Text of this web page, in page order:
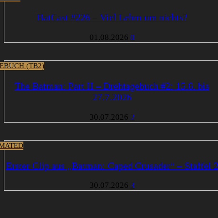
BatCast #226 – Viel Lehm um nichts?
01.08.2026 0
(TB2)
The Batman: Part II – Drehtagebuch #2: 15.6. bis
27.7.2026
30.07.2026 2
Erster Clip aus „Batman: Caped Crusader“ – Staffel 2
30.07.2026 3